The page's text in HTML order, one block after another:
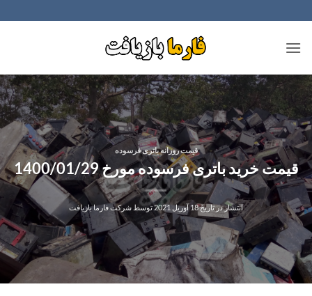
to
content
قیمت روزانه باتری فرسوده
قیمت خرید باتری فرسوده مورخ 1400/01/29
انتشار در تاریخ18 آوریل 2021 توسط شرکت فارما بازیافت